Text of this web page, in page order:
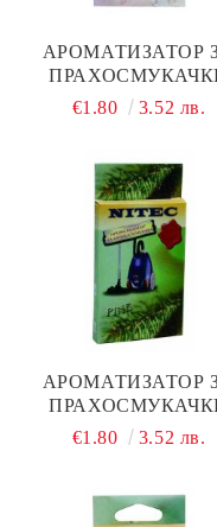
АРОМАТИЗАТОР
NITEC, КОД М41
€1.80 3.52 лв.
АРОМАТИЗАТОР
NITEC, КОД М44
€1.80 3.52 лв.